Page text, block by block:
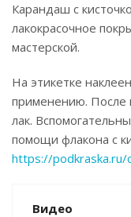
Карандаш с
лакокрасочное
мастерской.
На этикетке
применению. После
лак.
помощи флакона с
https://podkraska.ru/
Видео